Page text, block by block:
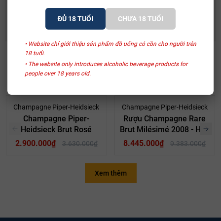
ĐỦ 18 TUỔI CHƯA 18 TUỔI
• Website chỉ giới thiệu sản phẩm đồ uống có cồn cho người trên
18 tuổi.
• The website only introduces alcoholic beverage products for
people over 18 years old.
Rượu vang Essentiel Blanc De Blancs có màu vàng nhạt, ánh xanh
490.000₫
632.500₫
SẢN PHẨM LIÊN QUAN
- 20%
Champagne Piper-Heidsieck
Champagne Piper-
Heidsieck Brut Rosé
2.900.000₫
3.630.000₫
- 10%
Champagne Piper-Heidsieck
Rượu Champagne Rare
Brut Milésimé 2008 - Hảo
Hạng
8.445.000₫ 9.383.000₫
Xem thêm